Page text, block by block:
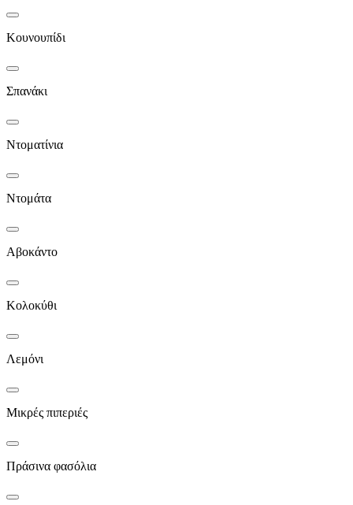
Κουνουπίδι
Σπανάκι
Ντοματίνια
Ντομάτα
Αβοκάντο
Κολοκύθι
Λεμόνι
Μικρές πιπεριές
Πράσινα φασόλια